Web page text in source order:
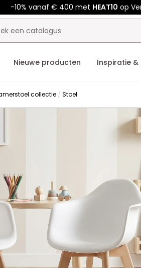
-10% vanaf € 400 metHEAT10 op
Nieuwe producten Inspiratie &
collectie Stoel